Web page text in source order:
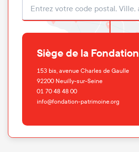
Localisation
Siège de la Fondation
153 bis, avenue Charles de Gaulle
92200 Neuilly-sur-Seine
01 70 48 48 00
info@fondation-patrimoine.org